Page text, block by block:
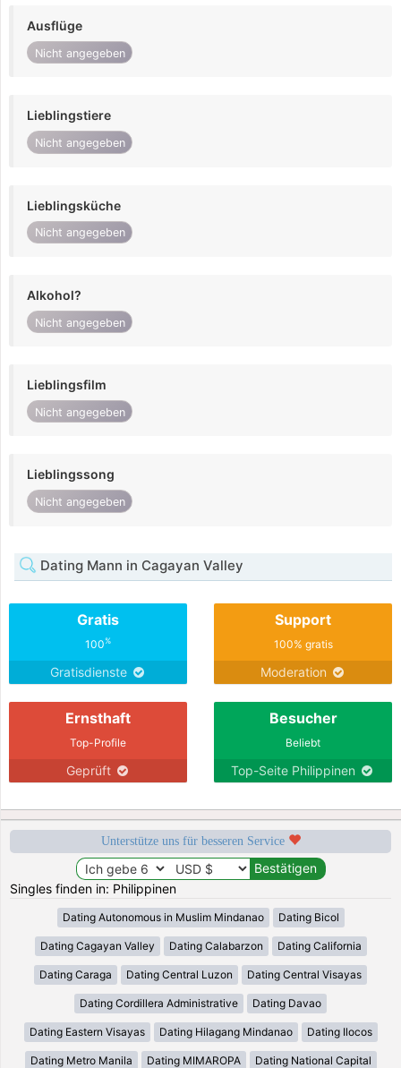
Ausflüge
Nicht angegeben
Lieblingstiere
Nicht angegeben
Lieblingsküche
Nicht angegeben
Alkohol?
Nicht angegeben
Lieblingsfilm
Nicht angegeben
Lieblingssong
Nicht angegeben
Dating Mann in Cagayan Valley
Gratis
100%
Gratisdienste
Support
100% gratis
Moderation
Ernsthaft
Top-Profile
Geprüft
Besucher
Beliebt
Top-Seite Philippinen
Unterstütze uns für besseren Service
Singles finden in: Philippinen
Dating Autonomous in Muslim Mindanao Dating Bicol
Dating Cagayan Valley Dating Calabarzon Dating California
Dating Caraga Dating Central Luzon Dating Central Visayas
Dating Cordillera Administrative Dating Davao
Dating Eastern Visayas Dating Hilagang Mindanao Dating Ilocos
Dating Metro Manila Dating MIMAROPA Dating National Capital